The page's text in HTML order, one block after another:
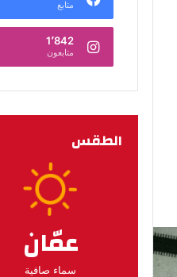
متابع
1٬842
متابعون
الطقس
عمّان
سماء صافية